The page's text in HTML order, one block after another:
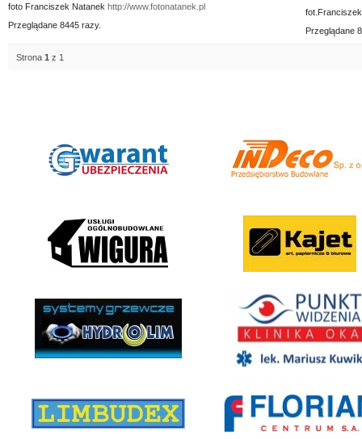
foto Franciszek Natanek http://www.fotonatanek.pl
Przeglądane 8445 razy.
Przeglądane
Strona 1 z 1